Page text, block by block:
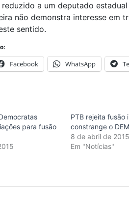
a um deputado
não demonstra interesse em
sentido.
Facebook WhatsApp
para fusão
PTB rejeita fusão
constrange o DEM
8 de abril de 2015
Em "Notícias"